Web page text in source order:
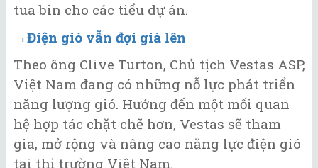
tua bin cho các tiểu dự án.
→Điện gió vẫn đợi giá lên
Theo ông Clive Turton, Chủ tịch Vestas ASP,
Việt Nam đang có những nỗ lực phát triển
năng lượng gió. Hướng đến một mối quan
hệ hợp tác chặt chẽ hơn, Vestas sẽ tham
gia, mở rộng và nâng cao năng lực điện gió
tại thị trường Việt Nam.